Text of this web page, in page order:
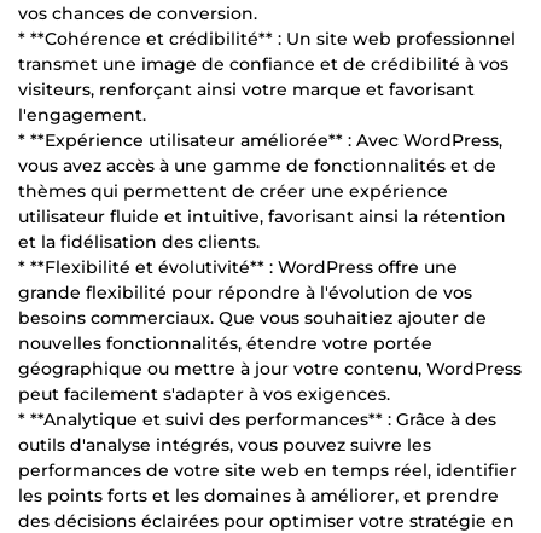
vos chances de conversion.
* **Cohérence et crédibilité** : Un site web professionnel
transmet une image de confiance et de crédibilité à vos
visiteurs, renforçant ainsi votre marque et favorisant
l'engagement.
* **Expérience utilisateur améliorée** : Avec WordPress,
vous avez accès à une gamme de fonctionnalités et de
thèmes qui permettent de créer une expérience
utilisateur fluide et intuitive, favorisant ainsi la rétention
et la fidélisation des clients.
* **Flexibilité et évolutivité** : WordPress offre une
grande flexibilité pour répondre à l'évolution de vos
besoins commerciaux. Que vous souhaitiez ajouter de
nouvelles fonctionnalités, étendre votre portée
géographique ou mettre à jour votre contenu, WordPress
peut facilement s'adapter à vos exigences.
* **Analytique et suivi des performances** : Grâce à des
outils d'analyse intégrés, vous pouvez suivre les
performances de votre site web en temps réel, identifier
les points forts et les domaines à améliorer, et prendre
des décisions éclairées pour optimiser votre stratégie en